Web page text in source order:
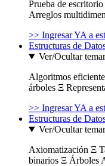
Prueba de
Arreglos
>> Ingresar YA a
Estructuras de
Ver/Ocultar
Algoritmos
árboles Ξ
>> Ingresar YA a
Estructuras de
Ver/Ocultar
Axiomatización Ξ
binarios Ξ Árboles